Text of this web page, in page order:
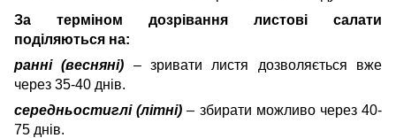
За терміном дозрівання листові салати
поділяються на:
ранні (весняні) – зривати листя дозволяється вже
через 35-40 днів.
середньостиглі (літні) – збирати можливо через 40-
75 днів.